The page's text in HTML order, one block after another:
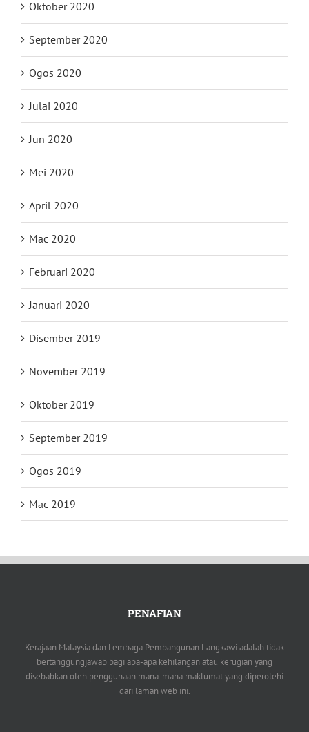
Oktober 2020
September 2020
Ogos 2020
Julai 2020
Jun 2020
Mei 2020
April 2020
Mac 2020
Februari 2020
Januari 2020
Disember 2019
November 2019
Oktober 2019
September 2019
Ogos 2019
Mac 2019
PENAFIAN
Kerajaan Malaysia dan Lembaga Pembangunan Langkawi adalah tidak
bertanggungjawab bagi apa-apa kehilangan atau kerugian yang
disebabkan oleh penggunaan mana-mana maklumat yang diperolehi
dari laman web ini.